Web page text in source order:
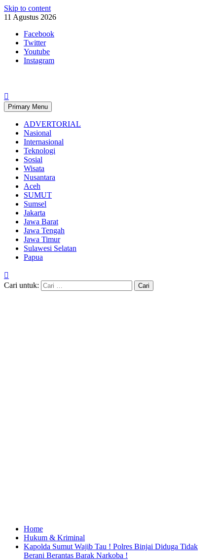
Skip to content
11 Agustus 2026
Facebook
Twitter
Youtube
Instagram
Primary Menu
ADVERTORIAL
Nasional
Internasional
Teknologi
Sosial
Wisata
Nusantara
Aceh
SUMUT
Sumsel
Jakarta
Jawa Barat
Jawa Tengah
Jawa Timur
Sulawesi Selatan
Papua
Cari untuk:
Home
Hukum & Kriminal
Kapolda Sumut Wajib Tau ! Polres Binjai Diduga Tidak
Berani Berantas Barak Narkoba !